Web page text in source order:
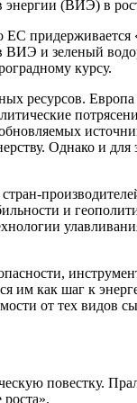
(ВИЭ) в
и зеленый
курсу.
ресурсов.
Однако и
и
им как шаг к
от тех видов
повестку.